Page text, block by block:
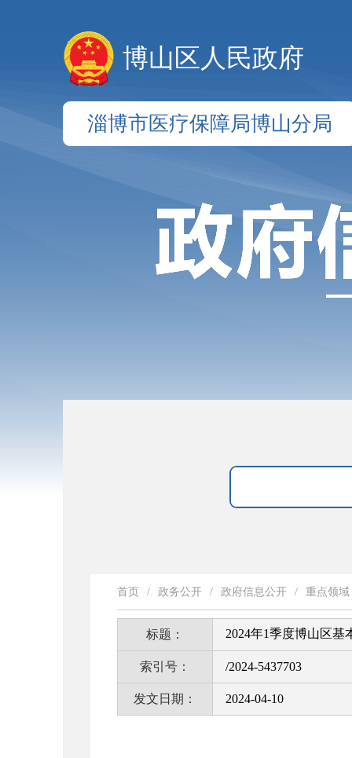
博山区人民政府
淄博市医疗保障局博山分局
首页 / 政务公开 / 政府信息公开 / 重点领域
标题： 2024年1季度博山区
索引号： /2024-5437703
发文日期： 2024-04-10